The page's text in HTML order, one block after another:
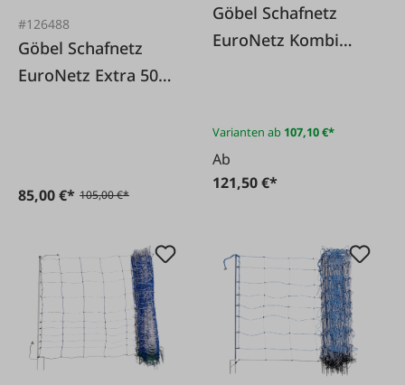
#126488
Göbel Schafnetz
EuroNetz Extra 50m
85,00 €* 105,00 €*
Göbel Schafnetz
EuroNetz Kombi
Varianten ab 107,10 €*
Ab
121,50 €*